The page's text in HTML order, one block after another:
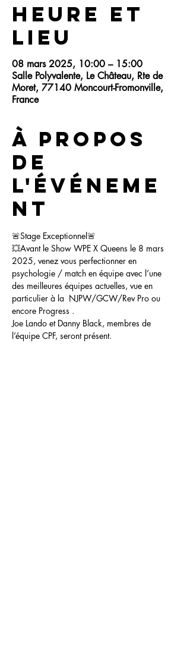
Heure et
lieu
08 mars 2025, 10:00 – 15:00
Salle Polyvalente, Le Château, Rte de
Moret, 77140 Moncourt-Fromonville,
France
À propos
de
l'événeme
nt
🚨Stage Exceptionnel🚨
💥Avant le Show WPE X Queens le 8 mars
2025, venez vous perfectionner en
psychologie / match en équipe avec l’une
des meilleures équipes actuelles, vue en
particulier à la  NJPW/GCW/Rev Pro ou
encore Progress .
Joe Lando et Danny Black, membres de
l’équipe CPF, seront présent.